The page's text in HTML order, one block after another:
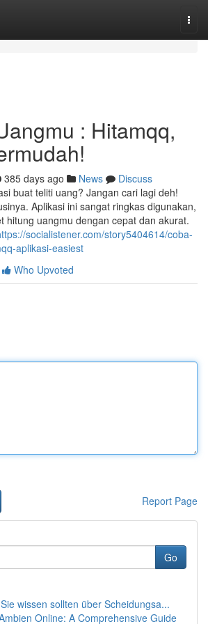
: Hitamqq,
385 days ago News
Discuss
buat teliti uang? Jangan cari lagi deh!
Aplikasi ini sangat ringkas digunakan,
hitung uangmu dengan cepat dan akurat.
socialistener.com/story5404614/coba-
aplikasi-easiest
Who Upvoted
Report Page
Go
wissen sollten über Scheidungsa...
Online: A Comprehensive Guide